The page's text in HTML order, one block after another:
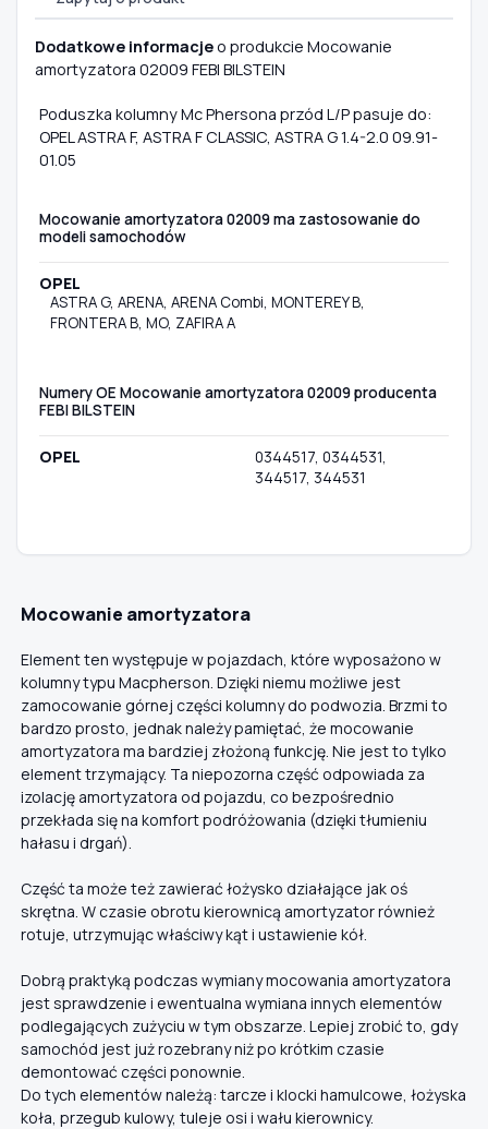
Dodatkowe informacjeo produkcie Mocowanie
amortyzatora 02009 FEBI BILSTEIN
Poduszka kolumny Mc Phersona przód L/P pasuje do:
OPEL ASTRA F, ASTRA F CLASSIC, ASTRA G 1.4-2.0 09.91-
01.05
Mocowanie amortyzatora 02009 ma zastosowanie do
modeli samochodów
OPEL
ASTRA G, ARENA, ARENA Combi, MONTEREY B,
FRONTERA B, MO, ZAFIRA A
Numery OE Mocowanie amortyzatora 02009 producenta
FEBI BILSTEIN
OPEL
0344517, 0344531,
344517, 344531
Mocowanie amortyzatora
Element ten występuje w pojazdach, które wyposażono w
kolumny typu Macpherson. Dzięki niemu możliwe jest
zamocowanie górnej części kolumny do podwozia. Brzmi to
bardzo prosto, jednak należy pamiętać, że mocowanie
amortyzatora ma bardziej złożoną funkcję. Nie jest to tylko
element trzymający. Ta niepozorna część odpowiada za
izolację amortyzatora od pojazdu, co bezpośrednio
przekłada się na komfort podróżowania (dzięki tłumieniu
hałasu i drgań).
Część ta może też zawierać łożysko działające jak oś
skrętna. W czasie obrotu kierownicą amortyzator również
rotuje, utrzymując właściwy kąt i ustawienie kół.
Dobrą praktyką podczas wymiany mocowania amortyzatora
jest sprawdzenie i ewentualna wymiana innych elementów
podlegających zużyciu w tym obszarze. Lepiej zrobić to, gdy
samochód jest już rozebrany niż po krótkim czasie
demontować części ponownie.
Do tych elementów należą: tarcze i klocki hamulcowe, łożyska
koła, przegub kulowy, tuleje osi i wału kierownicy.